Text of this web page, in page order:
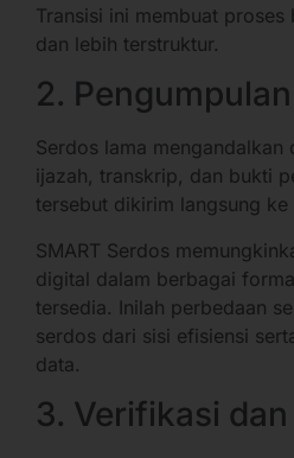
Transisi ini membuat
dan lebih terstruktur.
2.
Serdos lama
ijazah, transkrip, dan bukti
tersebut dikirim langsung
SMART Serdos
digital dalam berbagai
tersedia. Inilah perbedaan
serdos dari sisi efisiensi
data.
3. Verifikasi